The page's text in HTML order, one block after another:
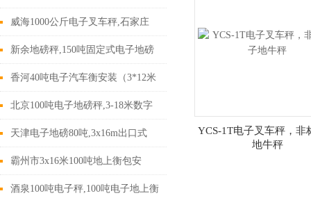
式地磅
威海1000公斤电子叉车秤,石家庄
1000公斤称重地牛
新余地磅秤,150吨固定式电子地磅
香河40吨电子汽车衡安装（3*12米
50T电子地磅）
北京100吨电子地磅秤,3-18米数字
式称重地磅
天津电子地磅80吨,3x16m出口式
100吨电子磅价格,挂车称重地秤
霸州市3x16米100吨地上衡包安
装,120吨地磅
酒泉100吨电子秤,100吨电子地上衡
YCS-1T电子叉车秤，非
地牛秤